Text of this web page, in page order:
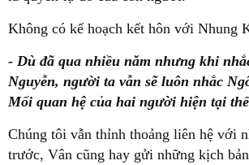
Không có kế hoạch kết hôn với Nhung
- Dù đã qua nhiều năm nhưng khi
Nguyễn, người ta vẫn sẽ luôn nhắc
Mối quan hệ của hai người hiện tại
Chúng tôi vẫn thỉnh thoảng liên hệ với
trước, Vân cũng hay gửi những kịch